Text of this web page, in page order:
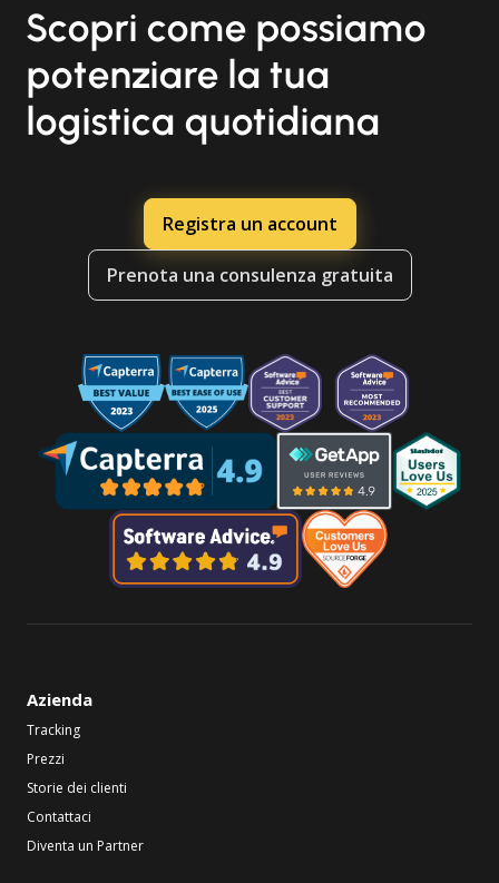
Scopri come possiamo
potenziare la tua
logistica quotidiana
Registra un account
Prenota una consulenza gratuita
Azienda
Tracking
Prezzi
Storie dei clienti
Contattaci
Diventa un Partner